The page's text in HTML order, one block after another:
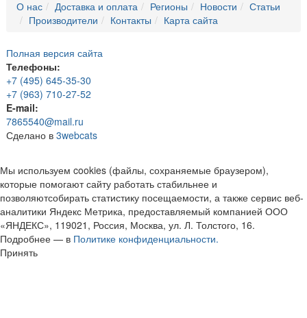
О нас Доставка и оплата Регионы Новости
Статьи
Производители
Контакты Карта сайта
Полная версия сайта
Телефоны:
+7 (495) 645-35-30
+7 (963) 710-27-52
E-mail:
7865540@mail.ru
Сделано в 3webcats
Мы используем cookies (файлы, сохраняемые браузером),
которые помогают сайту работать стабильнее и
позволяютсобирать статистику посещаемости, а также сервис веб-
аналитики Яндекс Метрика, предоставляемый компанией ООО
«ЯНДЕКС», 119021, Россия, Москва, ул. Л. Толстого, 16.
Подробнее — в Политике конфиденциальности.
Принять